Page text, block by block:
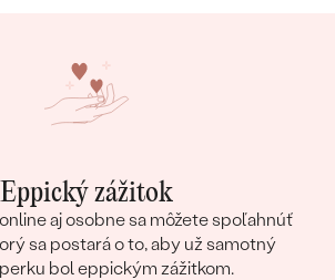
Eppický zážitok
aj osobne sa môžete spoľahnúť
sa postará o to, aby už samotný
bol eppickým zážitkom.